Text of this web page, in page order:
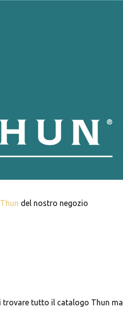
del nostro negozio
trovare tutto il catalogo Thun ma